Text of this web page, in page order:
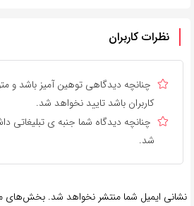
نظرات کاربران
چنانچه دیدگاهی توهین آمیز باشد و
کاربران باشد تایید نخواهد شد.
چنانچه دیدگاه شما جنبه ی تبلیغاتی
شد.
نشانی ایمیل شما منتشر نخواهد شد. بخش‌های